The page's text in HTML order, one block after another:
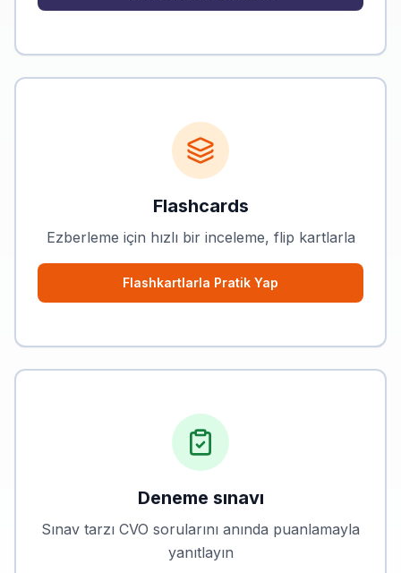
Flashcards
Ezberleme için hızlı bir inceleme, flip kartlarla
Flashkartlarla Pratik Yap
Deneme sınavı
Sınav tarzı CVO sorularını anında puanlamayla
yanıtlayın